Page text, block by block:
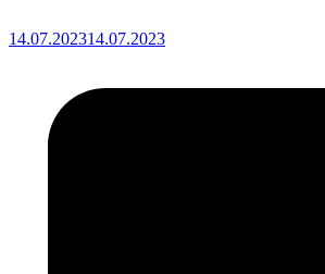
14.07.202314.07.2023